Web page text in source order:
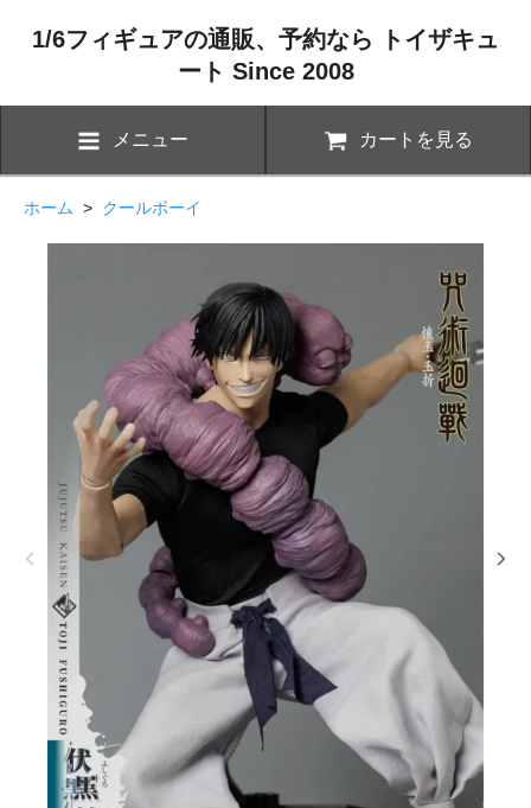
1/6フィギュアの通販、予約なら トイザキュ
ート Since 2008
メニュー カートを見る
ホーム > クールボーイ